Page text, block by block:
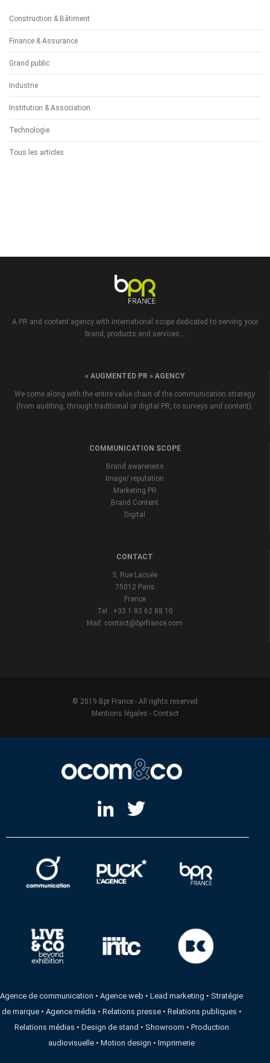
Construction & Bâtiment
Finance & Assurance
Grand public
Industrie
Institution & Association
Technologie
Tous les articles
A PR and content agency with international scope dedicated to serving your
brand, products and services...
« AUGMENTED PR » AGENCY
We come along with the entire value chain of the communication strategy
(from auditing, through traditional or digital PR, to surveys and content).
COMMUNICATION SCOPE
Brand awareness
Image/ reputation
Marketing PR
Brand Content
Digital
CONTACT
3, Rue Lacuée
75012 Paris
France
Tel : +33 1 83 62 88 10
Mail: contact@bprfrance.com
© 2019 Bpr France - All rights reserved
Mentions légales - Contact
Agence de communication •Agence web •Lead marketing • Stratégie
de marque• Agence média • Relations presse• Relations publiques •
Relations médias • Design de stand • Showroom • Production
audiovisuelle •Motion design •Imprimerie